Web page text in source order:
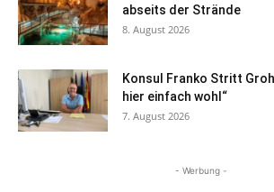
abseits der Strände
8. August 2026
Konsul Franko Stritt
hier einfach wohl“
7. August 2026
- Werbung -